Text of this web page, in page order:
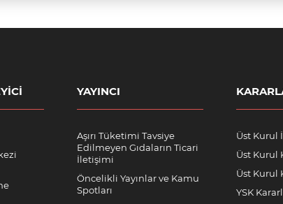
YAYINCI
Aşırı Tüketimi Tavsiye
Edilmeyen Gıdaların Ticari
İletişimi
Öncelikli Yayınlar ve Kamu
Spotları
Üst Kurul
Üst Kurul
Üst Kurul
YSK